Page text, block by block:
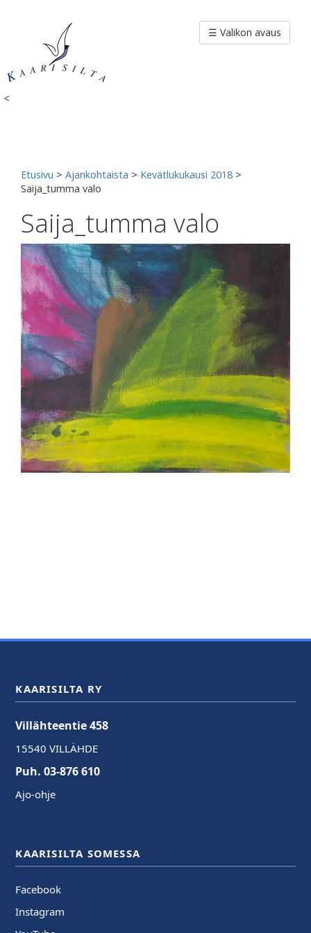
<
☰ Valikon avaus
Etusivu > Ajankohtaista > Kevätlukukausi 2018 >
Saija_tumma valo
Saija_tumma valo
KAARISILTA RY
Villähteentie 458
15540 VILLÄHDE
Puh. 03-876 610
Ajo-ohje
KAARISILTA SOMESSA
Facebook
Instagram